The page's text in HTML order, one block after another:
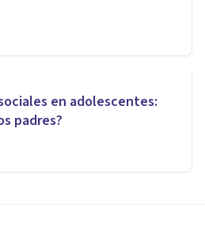
en adolescentes:
padres?